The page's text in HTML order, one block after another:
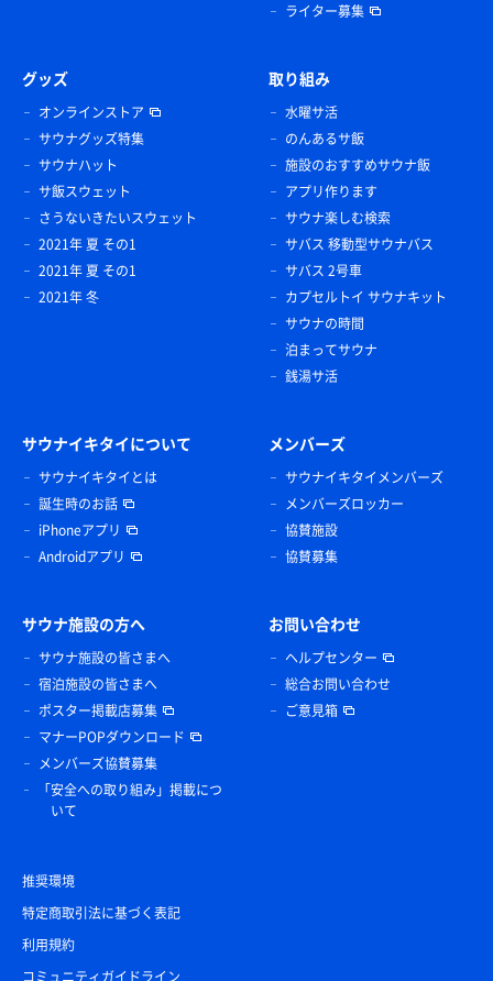
ライター募集
グッズ
オンラインストア
サウナグッズ特集
サウナハット
サ飯スウェット
さうないきたいスウェット
2021年 夏 その1
2021年 夏 その1
2021年 冬
取り組み
水曜サ活
のんあるサ飯
施設のおすすめサウナ飯
アプリ作ります
サウナ楽しむ検索
サバス 移動型サウナバス
サバス 2号車
カプセルトイ サウナキット
サウナの時間
泊まってサウナ
銭湯サ活
サウナイキタイについて
サウナイキタイとは
誕生時のお話
iPhoneアプリ
Androidアプリ
メンバーズ
サウナイキタイメンバーズ
メンバーズロッカー
協賛施設
協賛募集
サウナ施設の方へ
サウナ施設の皆さまへ
宿泊施設の皆さまへ
ポスター掲載店募集
マナーPOPダウンロード
メンバーズ協賛募集
「安全への取り組み」掲載につ
いて
お問い合わせ
ヘルプセンター
総合お問い合わせ
ご意見箱
推奨環境
特定商取引法に基づく表記
利用規約
コミュニティガイドライン